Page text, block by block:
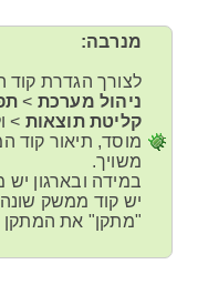
מנרבה:
לצורך הגדרת קוד
ניהול מערכת >
קליטת תוצאות >
מוסד, תיאור קוד
משויך.
במידה ובארגון
יש קוד ממשק
"מתקן" את המתקן